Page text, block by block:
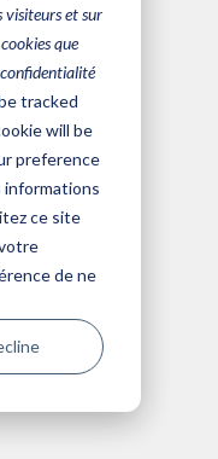
visiteurs et sur
que
tracked
will be
preference
informations
ce site
de ne